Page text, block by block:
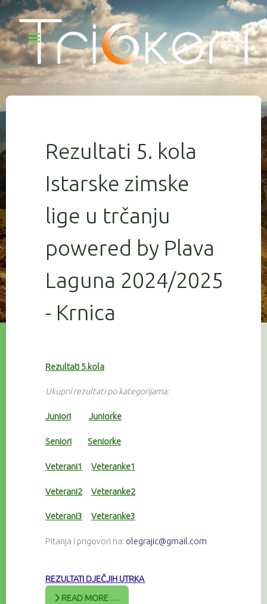
Rezultati 5. kola
Istarske zimske
lige u trčanju
powered by Plava
Laguna 2024/2025
- Krnica
Rezultati 5.kola
Ukupni rezultati po kategorijama:
Juniori Juniorke
Seniori Seniorke
Veterani1 Veteranke1
Veterani2 Veteranke2
Veterani3 Veteranke3
Pitanja i prigovori na: olegrajic@gmail.com
REZULTATI DJEČJIH UTRKA
READ MORE …